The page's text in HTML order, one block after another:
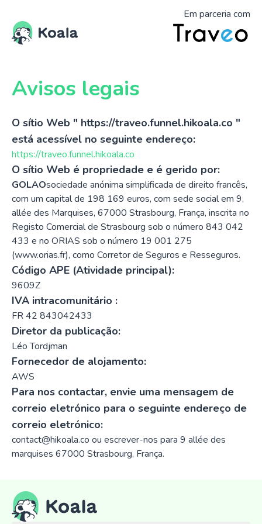
Em parceria com
Avisos legais
O sítio Web " https://traveo.funnel.hikoala.co "
está acessível no seguinte endereço:
https://traveo.funnel.hikoala.co
O sítio Web é propriedade e é gerido por:
GOLAOsociedade anónima simplificada de direito francês,
com um capital de 198 169 euros, com sede social em 9,
allée des Marquises, 67000 Strasbourg, França, inscrita no
Registo Comercial de Strasbourg sob o número 843 042
433 e no ORIAS sob o número 19 001 275
(www.orias.fr), como Corretor de Seguros e Resseguros.
Código APE (Atividade principal):
9609Z
IVA intracomunitário :
FR 42 843042433
Diretor da publicação:
Léo Tordjman
Fornecedor de alojamento:
AWS
Para nos contactar, envie uma mensagem de
correio eletrónico para o seguinte endereço de
correio eletrónico:
contact@hikoala.co ou escrever-nos para 9 allée des
marquises 67000 Strasbourg, França.